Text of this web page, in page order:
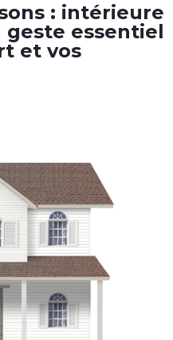
: intérieure
essentiel
et vos